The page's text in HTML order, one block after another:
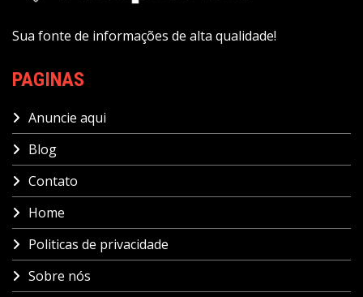
Sua fonte de informações de alta qualidade!
PAGINAS
Anuncie aqui
Blog
Contato
Home
Politicas de privacidade
Sobre nós